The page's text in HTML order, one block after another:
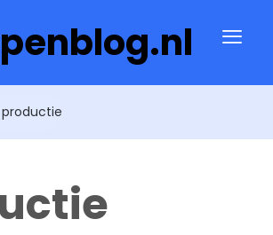
productie